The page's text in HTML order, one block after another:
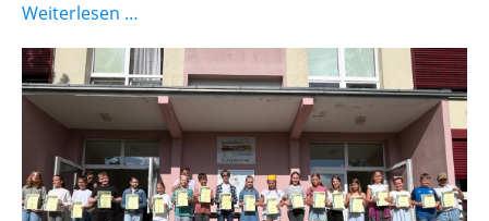
Weiterlesen …